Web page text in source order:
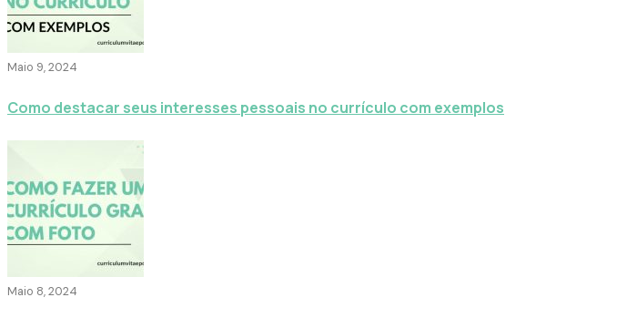
Maio 9, 2024
Como destacar seus interesses pessoais no currículo com exemplos
Maio 8, 2024